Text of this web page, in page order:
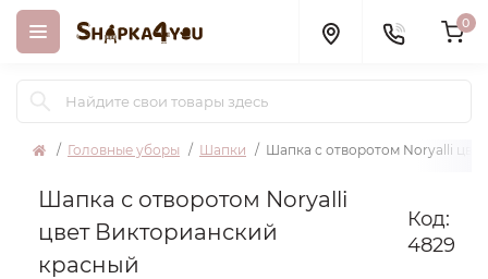
0
Головные уборы Шапки Шапка с отворотом Noryalli
Шапка с отворотом Noryalli
цвет Викторианский
красный
Код:
4829